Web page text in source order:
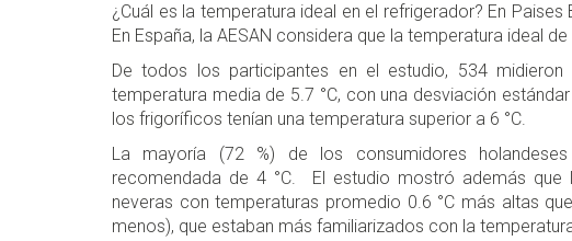
¿Cuál es la temperatura ideal en el refrigerador? En
En España, la AESAN considera que la temperatura ideal
De todos los participantes en el estudio, 534
temperatura media de 5.7 °C, con una desviación
los frigoríficos tenían una temperatura superior a 6 °C.
La mayoría (72 %) de los consumidores
recomendada de 4 °C. El estudio mostró además
neveras con temperaturas promedio 0.6 °C más altas
menos), que estaban más familiarizados con la